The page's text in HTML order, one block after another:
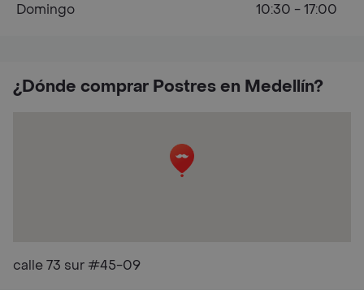
¿Dónde comprar Postres en Medellín?
calle 73 sur #45-09
Domingo
10:30 - 17:00